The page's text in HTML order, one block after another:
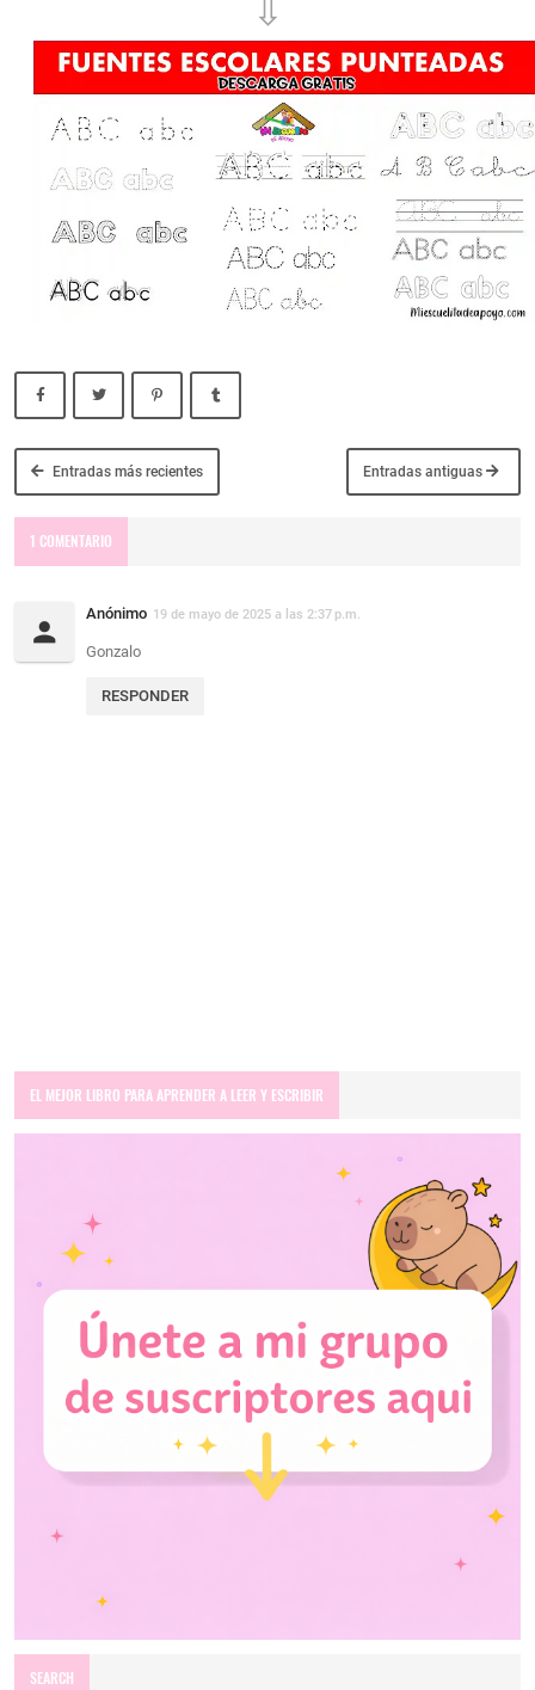
⇩
Entradas más recientes Entradas antiguas
1 COMENTARIO
Anónimo 19 de mayo de 2025 a las 2:37 p.m.
Gonzalo
RESPONDER
EL MEJOR LIBRO PARA APRENDER A LEER Y ESCRIBIR
SEARCH